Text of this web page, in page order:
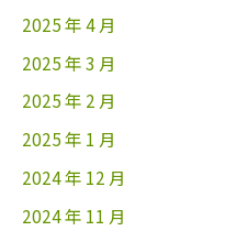
2025 年 4 月
2025 年 3 月
2025 年 2 月
2025 年 1 月
2024 年 12 月
2024 年 11 月